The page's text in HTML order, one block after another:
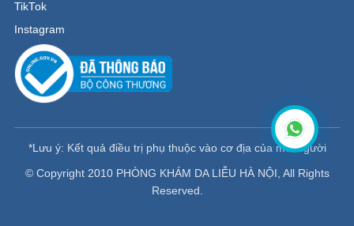
TikTok
Instagram
*Lưu ý: Kết quả điều trị phụ thuộc vào cơ địa của mỗi người
© Copyright 2010 PHÒNG KHÁM DA LIỄU HÀ NỘI, All Rights
Reserved.